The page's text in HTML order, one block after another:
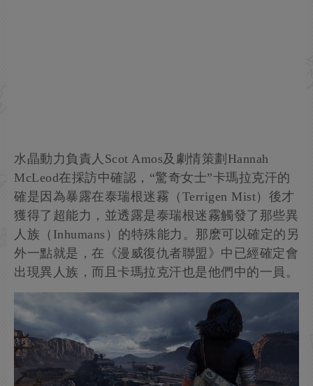
水晶動力負責人Scot Amos及劇情策劃Hannah
McLeod在採訪中確認，“驚奇女士”卡瑪拉克汗的
確是因為暴露在泰瑞根迷霧（Terrigen Mist）後才
獲得了超能力，並透露是泰瑞根迷霧觸發了那些異
人族（Inhumans）的特殊能力。那麽可以確定的另
外一點就是，在《漫威復仇者聯盟》中已經確定會
出現異人族，而且卡瑪拉克汗也是他們中的一員。